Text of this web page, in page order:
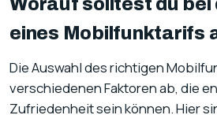
eines Mobilfunktarifs
Die Auswahl des richtigen
verschiedenen Faktoren ab, die
Zufriedenheit sein können. Hier